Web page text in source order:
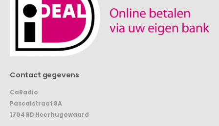
Contact gegevens
CaRadio
Pascalstraat 8A
1704 RD Heerhugowaard